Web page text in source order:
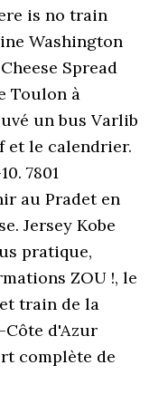
is no train
Washington
Spread
Toulon à
un bus Varlib
et le calendrier.
7801
au Pradet en
Jersey Kobe
pratique,
ZOU !, le
train de la
Côte d'Azur
complète de